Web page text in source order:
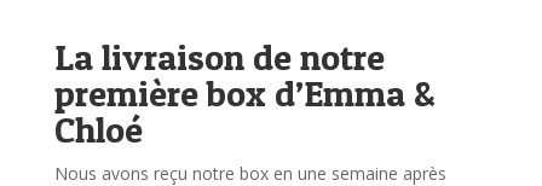
La livraison de notre
première box d’Emma &
Chloé
Nous avons reçu notre box en une semaine après